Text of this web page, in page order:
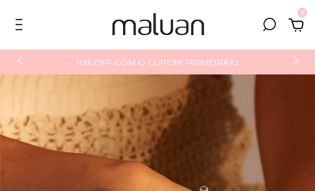
0
10% OFF COM O CUPOM: PRIMEIRA10